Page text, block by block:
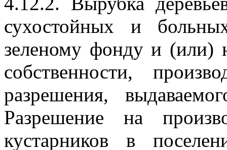
сухостойных и
зеленому фонду и (или)
собственности,
разрешения,
Разрешение на
кустарников в